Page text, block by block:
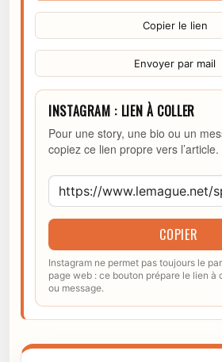
Copier le lien
Envoyer par mail
INSTAGRAM : LIEN À COLLER
Pour une story, une bio ou un
copiez ce lien propre vers l’article.
COPIER
Instagram ne permet pas toujours le
page web : ce bouton prépare le lien à
ou message.